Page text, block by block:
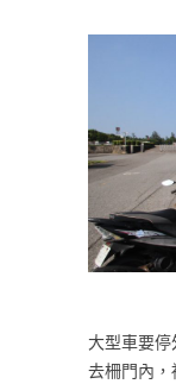
大型車要停
去柵門內，